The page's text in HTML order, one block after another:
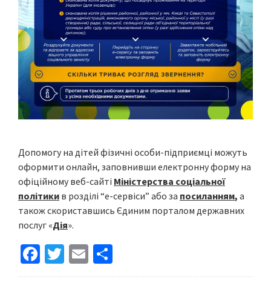
Допомогу на дітей фізичні особи-підприємці можуть
оформити онлайн, заповнивши електронну форму на
офіційному веб-сайті Міністерства соціальної
політики в розділі “е-сервіси” або за посиланням, а
також скориставшись Єдиним порталом державних
послуг «Дія».
Fa
ce
T
wi
E
m h